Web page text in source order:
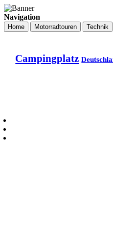
Navigation
Home Motorradtouren Technik
Campingplatz